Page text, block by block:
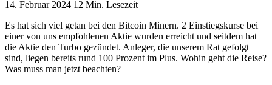
14. Februar 2024 12 Min. Lesezeit
Es hat sich viel getan bei den Bitcoin Minern. 2 Einstiegskurse bei
einer von uns empfohlenen Aktie wurden erreicht und seitdem hat
die Aktie den Turbo gezündet. Anleger, die unserem Rat gefolgt
sind, liegen bereits rund 100 Prozent im Plus. Wohin geht die Reise?
Was muss man jetzt beachten?